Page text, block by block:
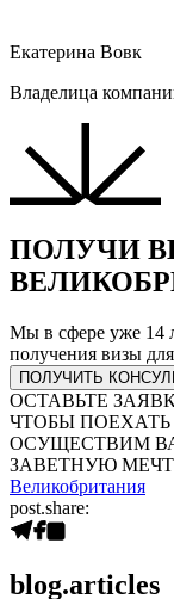
Екатерина Вовк
Владелица
ПОЛУЧИ
Мы в сфере уже 14
получения визы
ПОЛУЧИТЬ
ОСТАВЬТЕ
ЧТОБЫ
ОСУЩЕСТВИМ
ЗАВЕТНУЮ
Великобритания
post.share:
blog.articles